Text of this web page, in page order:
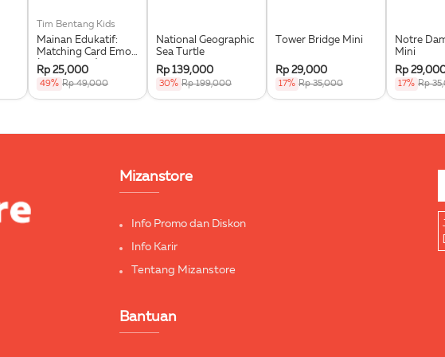
Tim Bentang Kids
Mainan Edukatif:
Matching Card Emosi
(Buku Event)
Rp 25,000
49% Rp 49,000
National Geographic
Sea Turtle
Rp 139,000
30% Rp 199,000
Tower Bridge Mini
Rp 29,000
17% Rp 35,000
Notre
Mini
Rp
17% Rp
Mizanstore
Info Promo dan Diskon
Info Karir
Tentang Mizanstore
Bantuan